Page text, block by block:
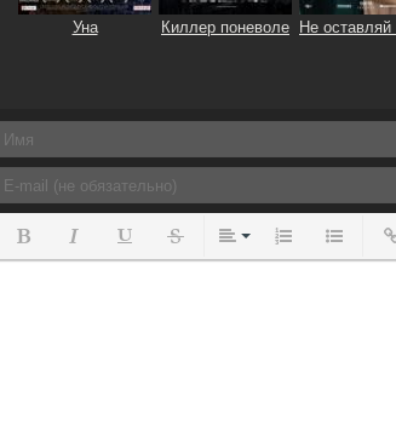
Уна Киллер поневоле Не
Полужирный
КурсивПодчеркнутый
ЗачеркнутыйВыравнивание
Нумерованный